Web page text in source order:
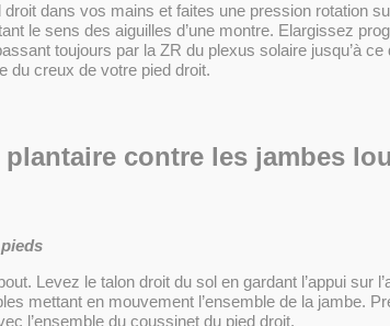
droit dans vos mains et faites une pression rotation
le sens des aiguilles d’une montre. Elargissez
toujours par la ZR du plexus solaire jusqu’à ce
du creux de votre pied droit.
contre les jambes
Levez le talon droit du sol en gardant l’appui sur
mettant en mouvement l’ensemble de la jambe.
l’ensemble du coussinet du pied droit.